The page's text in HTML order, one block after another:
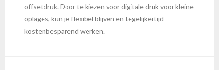
offsetdruk. Door te kiezen voor digitale druk voor kleine
oplages, kun je flexibel blijven en tegelijkertijd
kostenbesparend werken.